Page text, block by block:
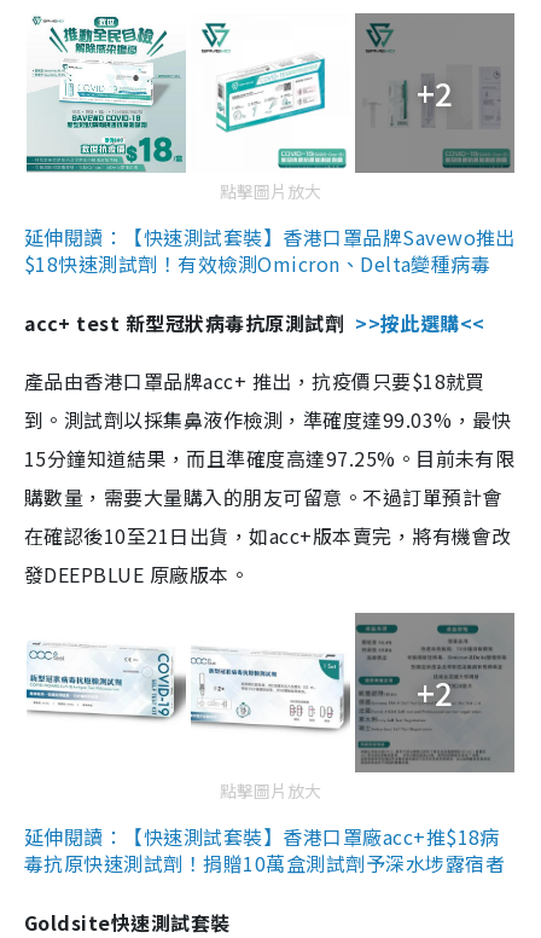
+2
點擊圖片放大
延伸閱讀：【快速測試套裝】香港口罩品牌Savewo推出
$18快速測試劑！有效檢測Omicron、Delta變種病毒
acc+ test 新型冠狀病毒抗原測試劑 >>按此選購<<
產品由香港口罩品牌acc+ 推出，抗疫價只要$18就買
到。測試劑以採集鼻液作檢測，準確度達99.03%，最快
15分鐘知道結果，而且準確度高達97.25%。目前未有限
購數量，需要大量購入的朋友可留意。不過訂單預計會
在確認後10至21日出貨，如acc+版本賣完，將有機會改
發DEEPBLUE 原廠版本。
+2
點擊圖片放大
延伸閱讀：【快速測試套裝】香港口罩廠acc+推$18病
毒抗原快速測試劑！捐贈10萬盒測試劑予深水埗露宿者
Goldsite快速測試套裝